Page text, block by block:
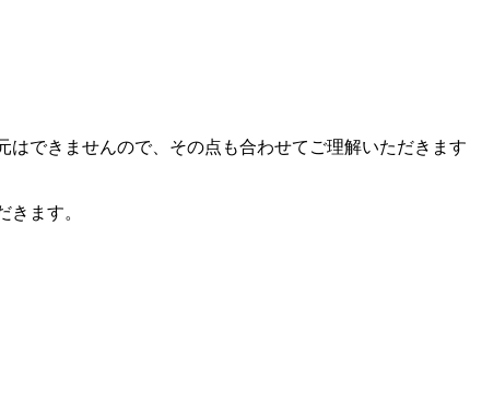
できませんので、その点も合わせてご理解いただきます
ます。